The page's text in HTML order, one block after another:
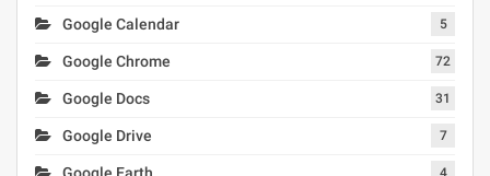
Google Calendar 5
Google Chrome 72
Google Docs 31
Google Drive 7
4